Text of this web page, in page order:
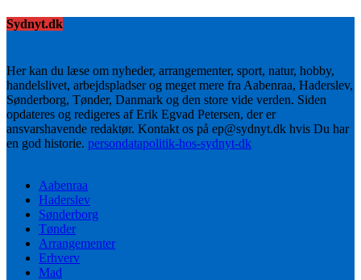
Sydnyt.dk
Her kan du læse om nyheder, arrangementer, sport, natur, hobby,
handelslivet, arbejdspladser og meget mere fra Aabenraa, Haderslev,
Sønderborg, Tønder, Danmark og den store vide verden. Siden
opdateres og redigeres af Erik Egvad Petersen, der er
ansvarshavende redaktør. Kontakt os på ep@sydnyt.dk hvis Du har
en god historie. persondatapolitik-hos-sydnyt-dk
Aabenraa
Haderslev
Sønderborg
Tønder
Arrangementer
Erhverv
Mad